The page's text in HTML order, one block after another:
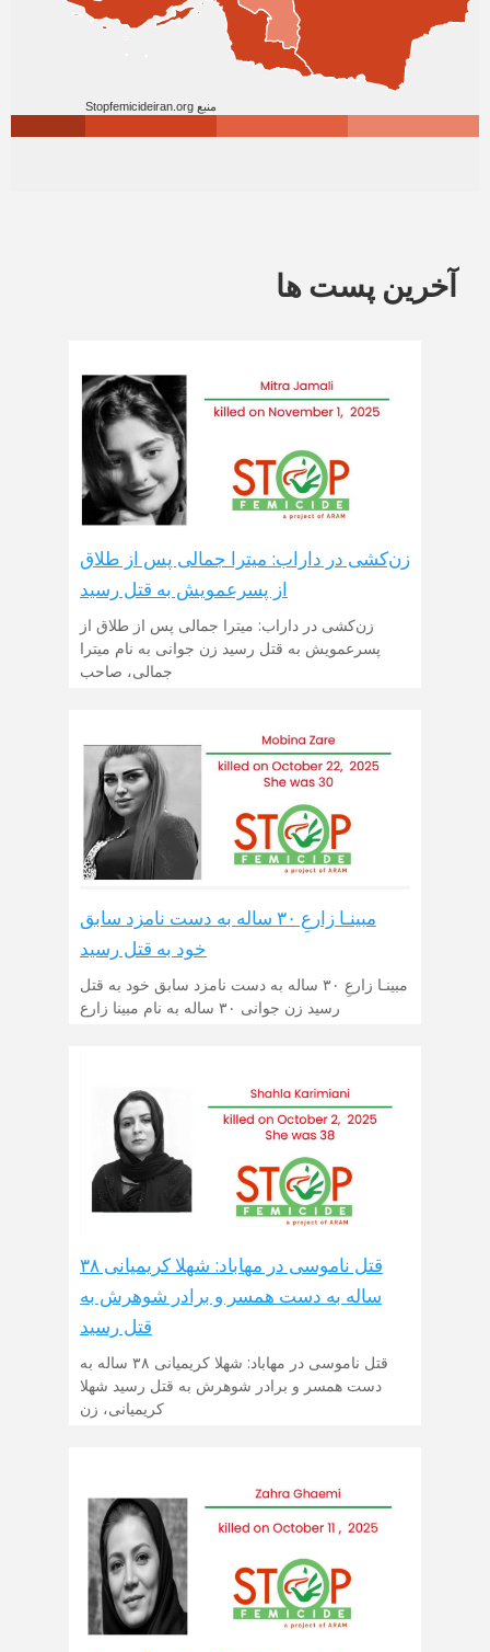
آخرین پست ها
زن‌کشی در داراب: میترا جمالی پس از طلاق
از پسرعمویش به قتل رسید
زن‌کشی در داراب: میترا جمالی پس از طلاق از
پسرعمویش به قتل رسید زن جوانی به نام میترا
جمالی، صاحب
مبینـا زارعِ ۳۰ ساله به دست نامزد سابق
خود به قتل رسید
مبینـا زارعِ ۳۰ ساله به دست نامزد سابق خود به قتل
رسید زن جوانی ۳۰ ساله به نام مبینا زارع
قتل ناموسی در مهاباد: شهلا کریمیانی ۳۸
ساله به دست همسر و برادر شوهرش به
قتل رسید
قتل ناموسی در مهاباد: شهلا کریمیانی ۳۸ ساله به
دست همسر و برادر شوهرش به قتل رسید شهلا
کریمیانی، زن